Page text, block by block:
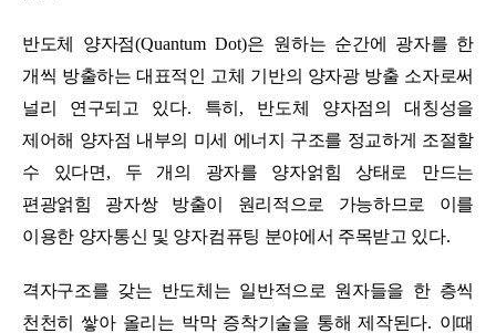
반도체 양자점(Quantum Dot)은 원하는 순간에 광자를 한
개씩 방출하는 대표적인 고체 기반의 양자광 방출 소자로써
널리 연구되고 있다. 특히 , 반도체 양자점의 대칭성을
제어해 양자점 내부의 미세 에너지 구조를 정교하게 조절할
수 있다면 , 두 개의 광자를 양자얽힘 상태로 만드는
편광얽힘 광자쌍 방출이 원리적으로 가능하므로 이를
이용한 양자통신 및 양자컴퓨팅 분야에서 주목받고 있다.
격자구조를 갖는 반도체는 일반적으로 원자들을 한 층씩
천천히 쌓아 올리는 박막 증착기술을 통해 제작된다. 이때